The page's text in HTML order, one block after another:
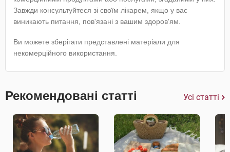
Завжди консультуйтеся зі своїм лікарем, якщо у вас
виникають питання, пов'язані з вашим здоров'ям.
Ви можете зберігати представлені матеріали для
некомерційного використання.
Рекомендовані статті Усі статті